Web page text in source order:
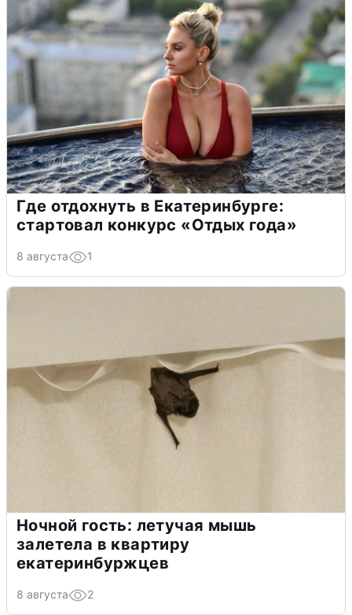
Где отдохнуть в Екатеринбурге:
стартовал конкурс «Отдых года»
8 августа 1
Ночной гость: летучая мышь
залетела в квартиру
екатеринбуржцев
8 августа 2